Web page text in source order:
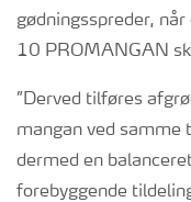
gødningsspreder,
10 PROMANGAN
”Derved tilføres
mangan ved samme
dermed en
forebyggende